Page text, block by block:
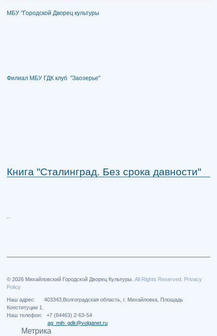
МБУ "Городской Дворец культуры
Филиал МБУ ГДК клуб "Заозерье"
Книга "Сталинград. Без срока давности"
© 2026 Михайловский Городской Дворец Культуры. All Rights Reserved. Privacy
Policy
Наш адрес: 403343,Волгоградская область, г. Михайловка, Площадь
Конституции 1.
Наш телефон: +7 (84463) 2-63-54
ag_mih_gdk@volganet.ru
Метрика